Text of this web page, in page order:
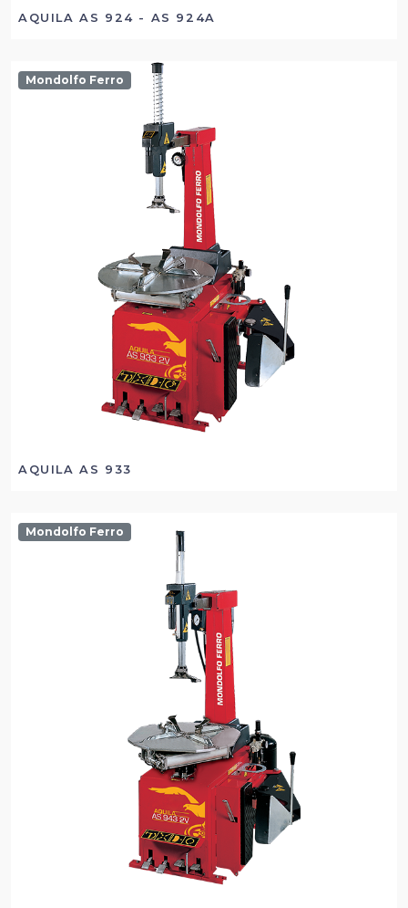
AQUILA AS 924 - AS 924A
Mondolfo Ferro
AQUILA AS 933
Mondolfo Ferro